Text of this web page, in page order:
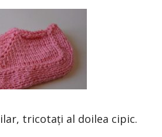
tricotați al doilea cipic.